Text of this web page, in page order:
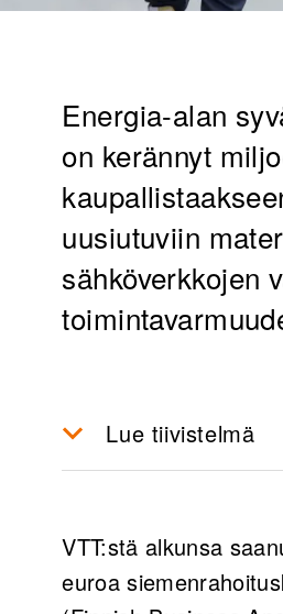
Energia-alan
on kerännyt
uusiutuviin
sähköverkkojen
Lue tiivistelmä
häiriöihin ja
FiBANin,
VTT:stä alkunsa
euroa